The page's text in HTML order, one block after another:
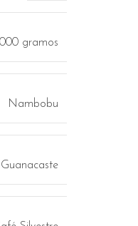
gramos
Nambobu